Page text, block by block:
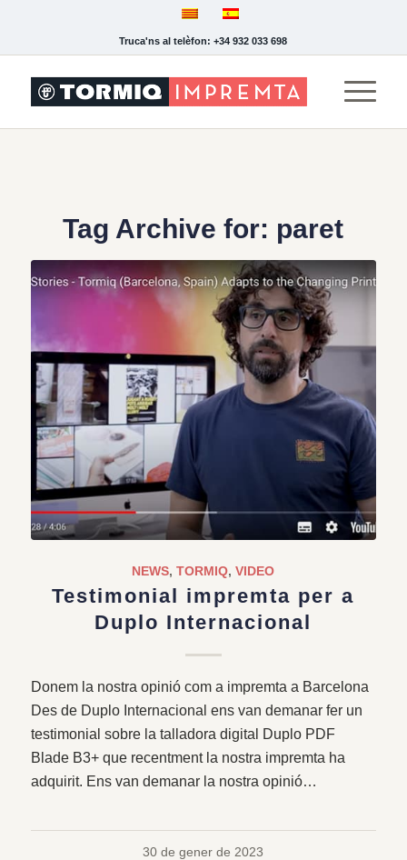
Truca'ns al telèfon: +34 932 033 698
Tag Archive for: paret
NEWS,TORMIQ,VIDEO
Testimonial impremta per a
Duplo Internacional
Donem la nostra opinió com a impremta a Barcelona
Des de Duplo Internacional ens van demanar fer un
testimonial sobre la talladora digital Duplo PDF
Blade B3+ que recentment la nostra impremta ha
adquirit. Ens van demanar la nostra opinió…
30 de gener de 2023